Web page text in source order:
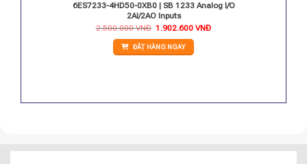
6ES7233-4HD50-0XB0 | SB 1233 Analog I/O
2AI/2AO Inputs
2.500.000VNĐ Giá
là:
2.500.000 VNĐ.
1.902.600VNĐGiá
ĐẶT HÀNG NGAY